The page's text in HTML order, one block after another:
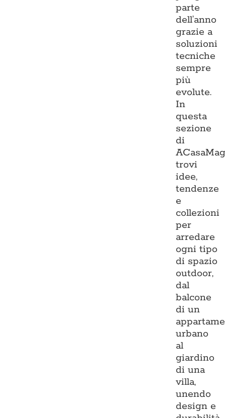
parte
dell’anno
grazie a
soluzioni
tecniche
sempre
più
evolute.
In
questa
sezione
di
trovi
idee,
tendenze
e
collezioni
per
arredare
ogni tipo
di spazio
outdoor,
dal
balcone
di un
urbano
al
giardino
di una
villa,
unendo
design e